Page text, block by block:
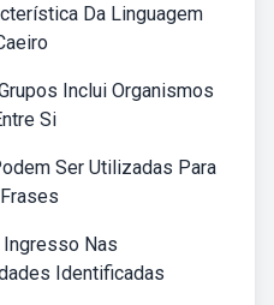
Da Linguagem
Inclui Organismos
Si
Ser Utilizadas Para
Nas
Identificadas